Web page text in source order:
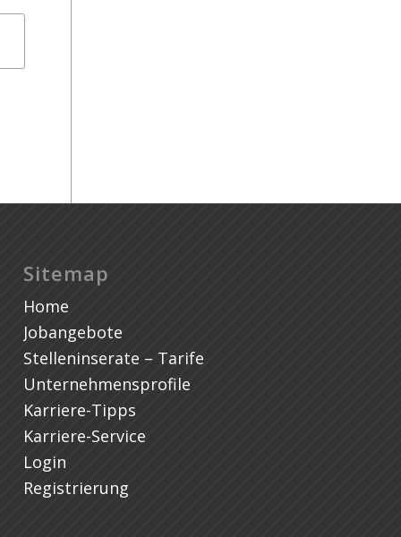
Sitemap
Home
Jobangebote
Stelleninserate – Tarife
Unternehmensprofile
Karriere-Tipps
Karriere-Service
Login
Registrierung